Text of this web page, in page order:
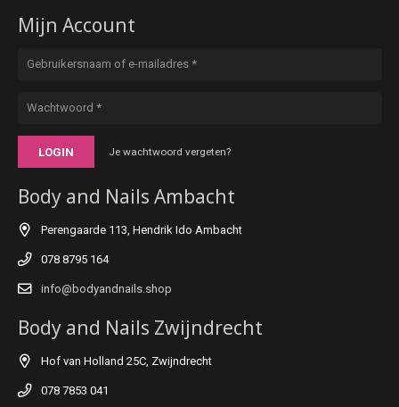
Mijn Account
LOGIN Je wachtwoord vergeten?
Body and Nails Ambacht
Perengaarde 113, Hendrik Ido Ambacht
078 8795 164
info@bodyandnails.shop
Body and Nails Zwijndrecht
Hof van Holland 25C, Zwijndrecht
078 7853 041